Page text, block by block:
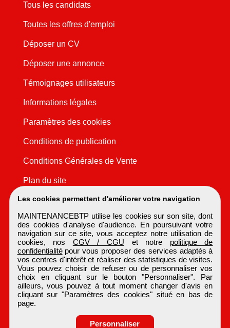
Les cookies permettent d'améliorer votre navigation
MAINTENANCEBTP utilise les cookies sur son site, dont
des cookies d'analyse d'audience. En poursuivant votre
navigation sur ce site, vous acceptez notre utilisation de
cookies, nos CGV / CGU et notre politique de
confidentialitépour vous proposer des services adaptés à
vos centres d'intérêt et réaliser des statistiques de visites.
Vous pouvez choisir de refuser ou de personnaliser vos
choix en cliquant sur le bouton "Personnaliser". Par
ailleurs, vous pouvez à tout moment changer d'avis en
cliquant sur "Paramètres des cookies" situé en bas de
page.
Personnaliser
Tous les candidats
Toutes les offres d'emploi
Déposer un CV
Déposer une annonce
Témoignages utilisateurs
Informations légales
Paramètres des cookies
Conditions de publication
Conditions Générales de Vente
Plan du site